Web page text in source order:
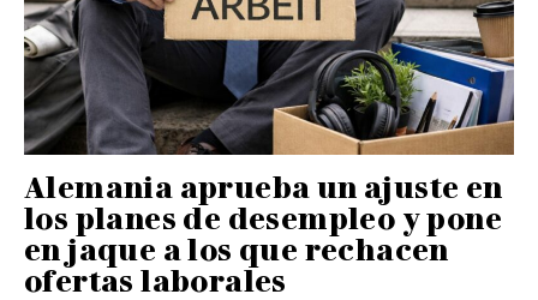
Alemania aprueba un ajuste en
los planes de desempleo y pone
en jaque a los que rechacen
ofertas laborales